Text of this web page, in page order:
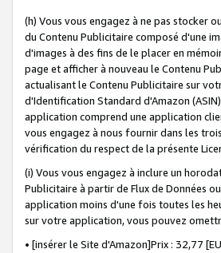
(h) Vous vous engagez à ne pas stocker
du Contenu Publicitaire composé d'une
d'images à des fins de le placer en
page et afficher à nouveau le Contenu
actualisant le Contenu Publicitaire sur
d'Identification Standard d'Amazon
application comprend une application
vous engagez à nous fournir dans les
vérification du respect de la présente
(i) Vous vous engagez à inclure un
Publicitaire à partir de Flux de Données
application moins d'une fois toutes les
sur votre application, vous pouvez
• [insérer le Site d'Amazon]Prix : 32,77